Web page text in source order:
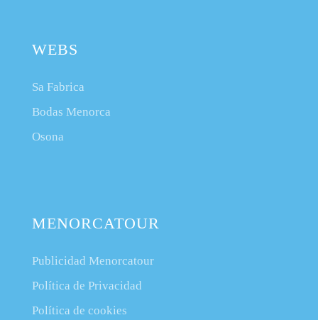
WEBS
Sa Fabrica
Bodas Menorca
Osona
MENORCATOUR
Publicidad Menorcatour
Política de Privacidad
Política de cookies